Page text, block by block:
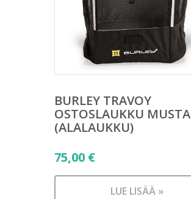
BURLEY TRAVOY
OSTOSLAUKKU MUSTA
(ALALAUKKU)
75,00 €
LUE LISÄÄ »